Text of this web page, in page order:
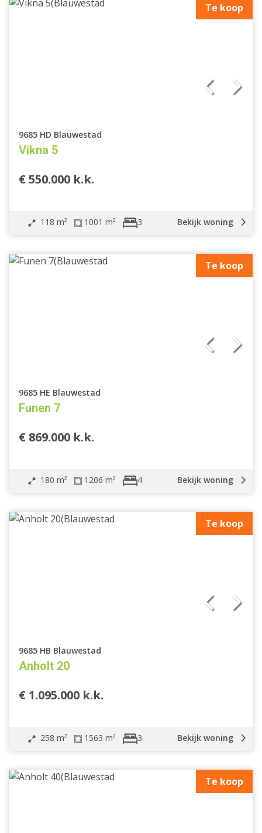
Te koop
9685 HD Blauwestad
Vikna 5
€ 550.000 k.k.
118 m² 1001 m² 3 Bekijk woning
Te koop
9685 HE Blauwestad
Funen 7
€ 869.000 k.k.
180 m² 1206 m² 4 Bekijk woning
Te koop
9685 HB Blauwestad
Anholt 20
€ 1.095.000 k.k.
258 m² 1563 m² 3 Bekijk woning
Te koop